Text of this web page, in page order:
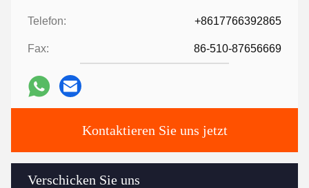
Telefon: +8617766392865
Fax: 86-510-87656669
Kontaktieren Sie uns jetzt
Verschicken Sie uns